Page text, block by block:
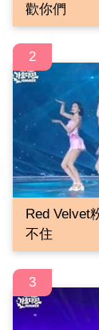
歡你們
2
Red Velvet
不住
3